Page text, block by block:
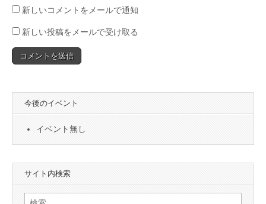
新しいコメントをメールで通知
新しい投稿をメールで受け取る
今後のイベント
イベント無し
サイト内検索
検